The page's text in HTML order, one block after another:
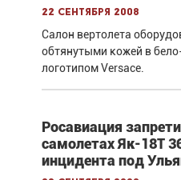
22 сентября 2008
Салон вертолета
обтянутыми кожей в
логотипом Versace.
Росавиация
самолетах Як-18Т
инцидента под